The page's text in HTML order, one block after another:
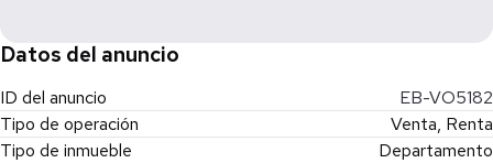
Datos del anuncio
ID del anuncio
EB-VO5182
Tipo de operación
Venta, Renta
Tipo de inmueble
Departamento